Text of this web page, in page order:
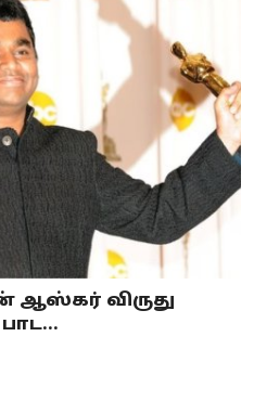
ஆஸ்கர் விருது